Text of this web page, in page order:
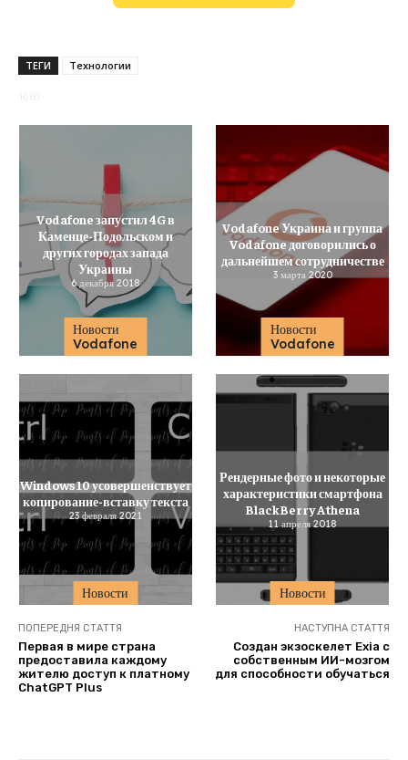
ТЕГИ Технологии
Новости
Vodafone
Vodafone запустил 4G в
Каменце-Подольском и
других городах запада
Украины
6 декабря 2018
Новости
Vodafone
Vodafone Украина и группа
Vodafone договорились о
дальнейшем сотрудничестве
3 марта 2020
Новости
Windows 10 усовершенствует
копирование-вставку текста
23 февраля 2021
Новости
Рендерные фото и некоторые
характеристики смартфона
BlackBerry Athena
11 апреля 2018
ПОПЕРЕДНЯ СТАТТЯ
Первая в мире страна
предоставила каждому
жителю доступ к платному
ChatGPT Plus
НАСТУПНА СТАТТЯ
Создан экзоскелет Exia с
собственным ИИ-мозгом
для способности обучаться